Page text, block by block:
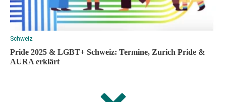
Schweiz
Pride 2025 & LGBT+ Schweiz: Termine, Zurich Pride &
AURA erklärt